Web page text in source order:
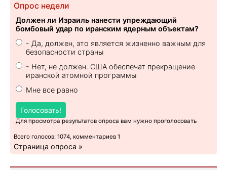
Опрос недели
Должен ли Израиль нанести упреждающий
бомбовый удар по иранским ядерным объектам?
- Да, должен, это является жизненно важным для
безопасности страны
- Нет, не должен. США обеспечат прекращение
иранской атомной программы
Мне все равно
Голосовать!
Для просмотра результатов опроса вам нужно проголосовать
Всего голосов: 1074, комментариев 1
Страница опроса »